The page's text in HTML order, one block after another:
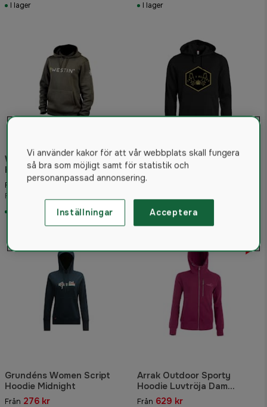
I lager
I lager
Westin Original Hoodie
Huvtröja Grön
Från 586 kr
Rek. pris 800 kr
Basic Hoody "Jakt i blodet"
Unisex Svart
I lager
Grundéns Women Script
Hoodie Midnight
Från 276 kr
Arrak Outdoor Sporty
Hoodie Luvtröja Dam
Fuchsia
Från 629 kr
Vi använder kakor för att vår webbplats skall fungera
så bra som möjligt samt för statistik och
personanpassad annonsering.
Inställningar Acceptera